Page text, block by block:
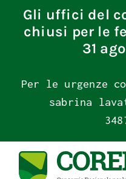
content
Gli uffici del
chiusi per le
31
Per le urgenze
sabrina